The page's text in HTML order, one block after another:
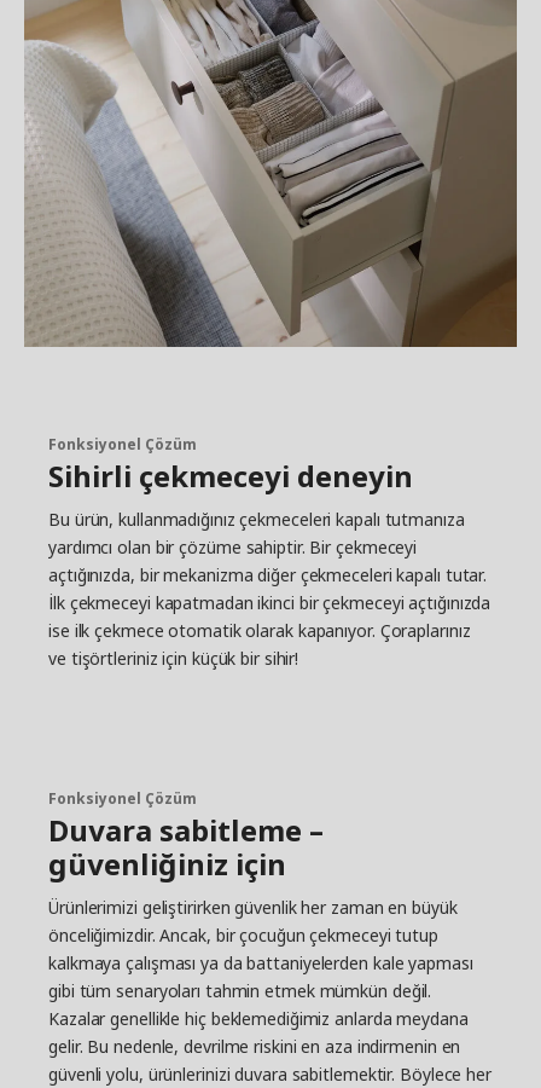
Fonksiyonel Çözüm
Sihirli çekmeceyi deneyin
Bu ürün, kullanmadığınız çekmeceleri kapalı tutmanıza
yardımcı olan bir çözüme sahiptir. Bir çekmeceyi
açtığınızda, bir mekanizma diğer çekmeceleri kapalı tutar.
İlk çekmeceyi kapatmadan ikinci bir çekmeceyi açtığınızda
ise ilk çekmece otomatik olarak kapanıyor. Çoraplarınız
ve tişörtleriniz için küçük bir sihir!
Fonksiyonel Çözüm
Duvara sabitleme –
güvenliğiniz için
Ürünlerimizi geliştirirken güvenlik her zaman en büyük
önceliğimizdir. Ancak, bir çocuğun çekmeceyi tutup
kalkmaya çalışması ya da battaniyelerden kale yapması
gibi tüm senaryoları tahmin etmek mümkün değil.
Kazalar genellikle hiç beklemediğimiz anlarda meydana
gelir. Bu nedenle, devrilme riskini en aza indirmenin en
güvenli yolu, ürünlerinizi duvara sabitlemektir. Böylece her